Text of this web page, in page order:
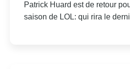
Patrick Huard est de retour
saison de LOL: qui rira le